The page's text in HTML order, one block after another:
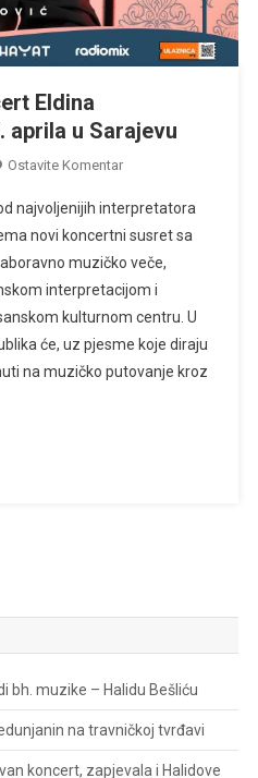
Eldina
aprila u Sarajevu
Ostavite KomentarNa
Solistički
Koncert
Eldina
Huseinbegovića
17.
Aprila
U
najvoljenijih interpretatora
novi koncertni susret sa
muzičko veče,
interpretacijom i
kulturnom centru. U
će, uz pjesme koje diraju
na muzičko putovanje kroz
bh. muzike – Halidu Bešliću
na travničkoj tvrđavi
koncert, zapjevala i Halidove